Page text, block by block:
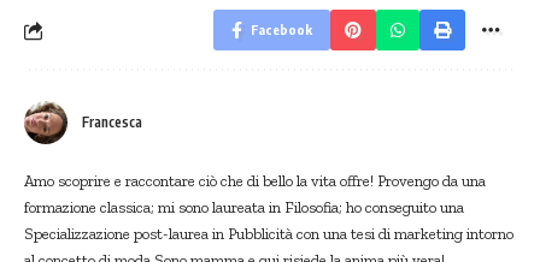
Facebook
Francesca
Amo scoprire e raccontare ciò che di bello la vita offre! Provengo da una
formazione classica; mi sono laureata in Filosofia; ho conseguito una
Specializzazione post-laurea in Pubblicità con una tesi di marketing intorno